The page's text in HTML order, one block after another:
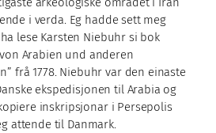
i verda. Eg hadde sett meg
lese Karsten Niebuhr si bok
Arabien und anderen
frå 1778. Niebuhr var den einaste
ekspedisjonen til Arabia og
inskripsjonar i Persepolis
attende til Danmark.